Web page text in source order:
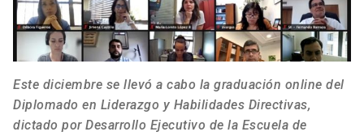
Este diciembre se llevó a cabo la graduación online del
Diplomado en Liderazgo y Habilidades Directivas,
dictado por Desarrollo Ejecutivo de la Escuela de